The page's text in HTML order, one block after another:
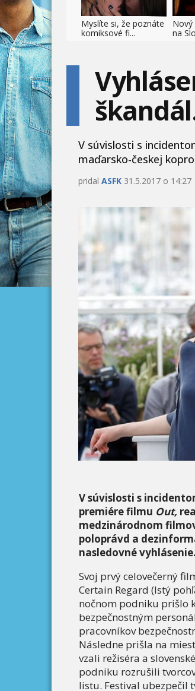
Myslíte si, že poznáte
komiksové fi...
Nový
na
V súvislosti s
maďarsko-českej
pridal ASFK 31.5.2017 o 14:27
V súvislosti s
premiére filmu Out,
medzinárodnom
poloprávd a
nasledovné vyhlásenie.
Svoj prvý celovečerný
Certain Regard (Istý
nočnom podniku prišlo
bezpečnostným
pracovníkov
Následne prišla na
vzali režiséra a
podniku rozrušili
listu. Festival ubezpečil